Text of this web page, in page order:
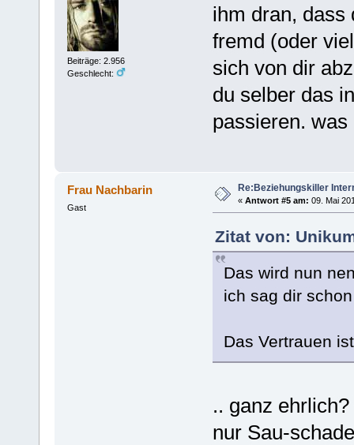
Beiträge: 2.956
Geschlecht:
ihm dran, dass
fremd (oder
sich von dir
du selber das
passieren.
Frau Nachbarin
Gast
Re:Beziehungskiller
« Antwort #5 am: 09. Mai
Zitat von:
Das wird nun
ich sag dir
Das Vertrauen
.. ganz
nur Sau-